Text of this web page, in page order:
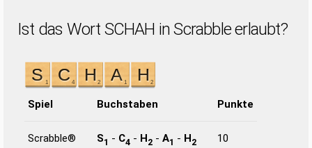
Ist das Wort SCHAH in Scrabble erlaubt?
Spiel Buchstaben Punkte
Scrabble® S1 - C4 - H2 - A1 - H2 10